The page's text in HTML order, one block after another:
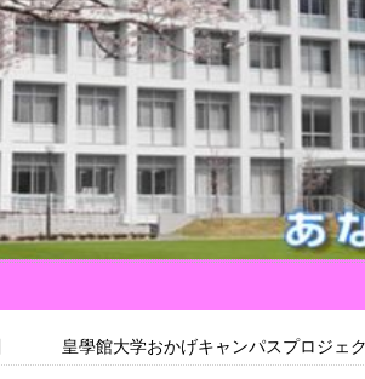
皇學館大学おかげキャンパスプロジ